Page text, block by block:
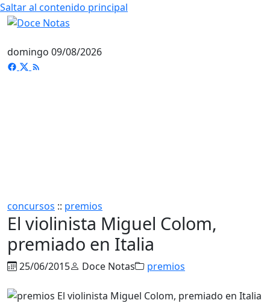
Saltar al contenido principal
domingo 09/08/2026
concursos :: premios
El violinista Miguel Colom,
premiado en Italia
25/06/2015 Doce Notas premios